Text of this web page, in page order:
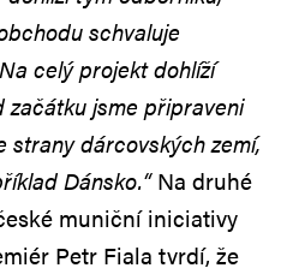
schvaluje
celý projekt dohlíží
začátku jsme připraveni
strany dárcovských zemí,
Dánsko.“Na druhé
muniční iniciativy
Petr Fiala tvrdí, že